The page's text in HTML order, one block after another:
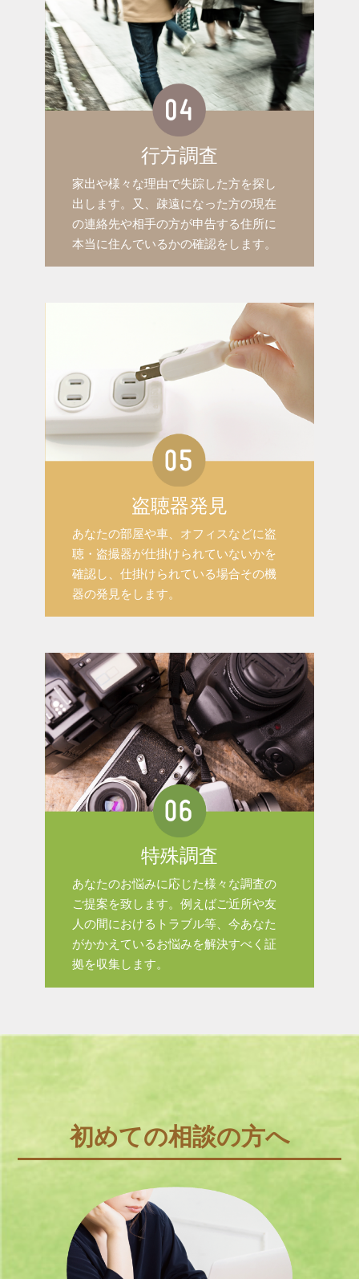
行方調査
家出や様々な理由で失踪した方を探し
出します。又、疎遠になった方の現在
の連絡先や相手の方が申告する住所に
本当に住んでいるかの確認をします。
盗聴器発見
あなたの部屋や車、オフィスなどに盗
聴・盗撮器が仕掛けられていないかを
確認し、仕掛けられている場合その機
器の発見をします。
特殊調査
あなたのお悩みに応じた様々な調査の
ご提案を致します。例えばご近所や友
人の間におけるトラブル等、今あなた
がかかえているお悩みを解決すべく証
拠を収集します。
初めての相談の方へ